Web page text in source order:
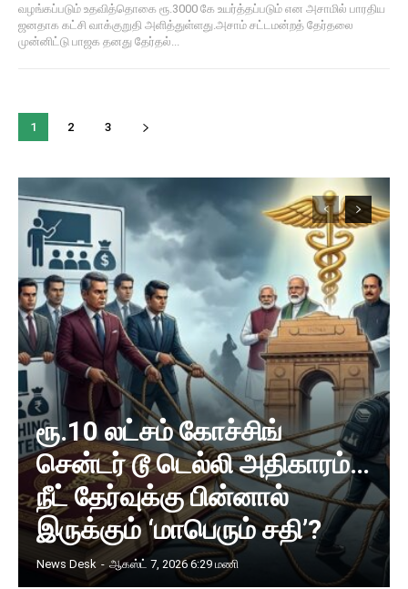
வழங்கப்படும் உதவித்தொகை ரூ.3000 கே உயர்த்தப்படும் என அசாமில் பாரதிய
ஜனதாக கட்சி வாக்குறுதி அளித்துள்ளது.அசாம் சட்டமன்றத் தேர்தலை
முன்னிட்டு பாஜக தனது தேர்தல்...
1 2 3
ரூ.10 லட்சம் கோச்சிங்
சென்டர் டூ டெல்லி அதிகாரம்…
நீட் தேர்வுக்கு பின்னால்
இருக்கும் ‘மாபெரும் சதி’?
News Desk - ஆகஸ்ட் 7, 2026 6:29 மணி